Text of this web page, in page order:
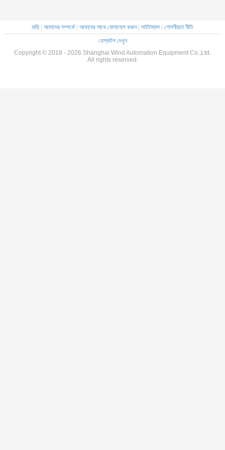
বাড়ি| আমাদের সম্পর্কে| আমাদের সাথে যোগাযোগ করুন| সাইটম্যাপ | গোপনীয়তা নীতি
ডেস্কটপ দেখুন
Copyright © 2018 - 2026 Shanghai Wind Automation Equipment Co.,Ltd.
All rights reserved.